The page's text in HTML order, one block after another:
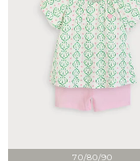
70/80/90